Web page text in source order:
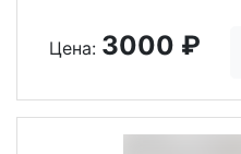
Цена: 3000 ₽